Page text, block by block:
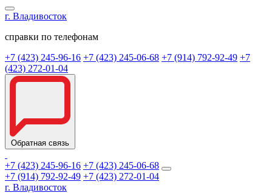
г. Владивосток
справки по телефонам
+7 (423) 245-96-16 +7 (423) 245-06-68 +7 (914) 792-92-49 +7
(423) 272-01-04
Обратная связь
+7 (423) 245-96-16 +7 (423) 245-06-68
+7 (914) 792-92-49 +7 (423) 272-01-04
г. Владивосток